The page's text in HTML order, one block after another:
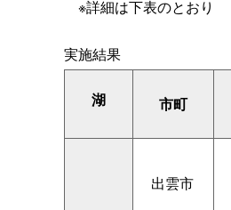
※詳細は下表のとおり
湖 市町
実施結果
出雲市